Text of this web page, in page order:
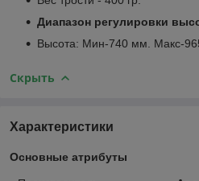
Диапазон регулировки
Высота: Мин-740 мм. Макс-
Скрыть
Характеристики
Основные атрибуты